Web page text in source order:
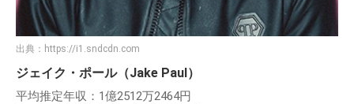
出典： https://i1.sndcdn.com
ジェイク・ポール（Jake Paul）
平均推定年収：1億2512万2464円